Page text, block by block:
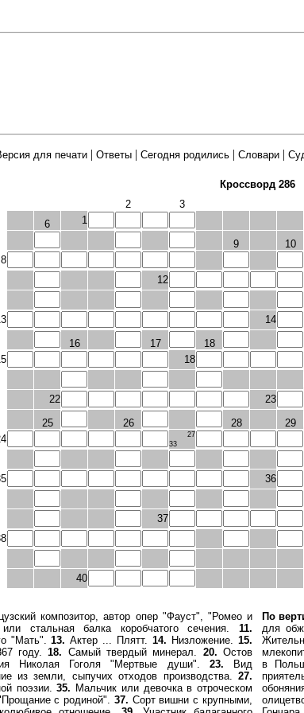
для печати | Ответы | Сегодня родились | Словари |
Кроссворд 286
2
3
6
1
9
10
8
12
14
16
17 18
18
22
23
25
26 28 29
27
33
36
37
40
композитор, автор опер "Фауст", "Ромео и
стальная балка коробчатого сечения.11.
"Мать".13. Актер ... Плятт.14. Низложение.15.
году.18. Самый твердый минерал. 20. Остов
Николая Гоголя "Мертвые души". 23. Вид
из земли, сыпучих отходов производства.27.
поэзии.35. Мальчик или девочка в отроческом
с родиной". 37. Сорт вишни с крупными,
По
для
в